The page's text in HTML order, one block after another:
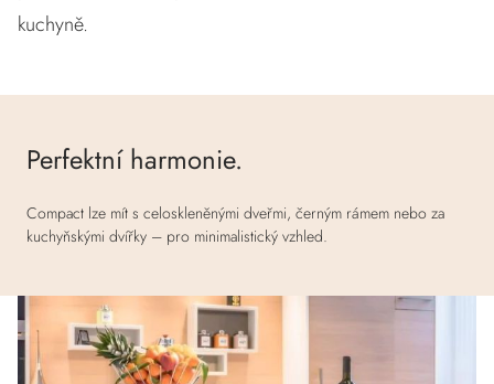
kuchyně.
Perfektní harmonie.
Compact lze mít s celoskleněnými dveřmi, černým rámem nebo za
kuchyňskými dvířky – pro minimalistický vzhled.